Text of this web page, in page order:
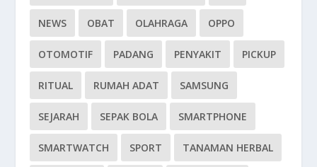
NEWS OBAT OLAHRAGA OPPO
OTOMOTIF PADANG PENYAKIT PICKUP
RITUAL RUMAH ADAT SAMSUNG
SEJARAH SEPAK BOLA SMARTPHONE
SMARTWATCH SPORT TANAMAN HERBAL